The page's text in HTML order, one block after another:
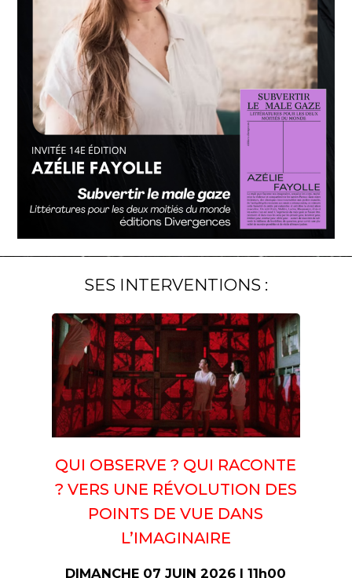
SES INTERVENTIONS :
QUI OBSERVE ? QUI RACONTE
? VERS UNE RÉVOLUTION DES
POINTS DE VUE DANS
L’IMAGINAIRE
DIMANCHE 07 JUIN 2026 | 11h00